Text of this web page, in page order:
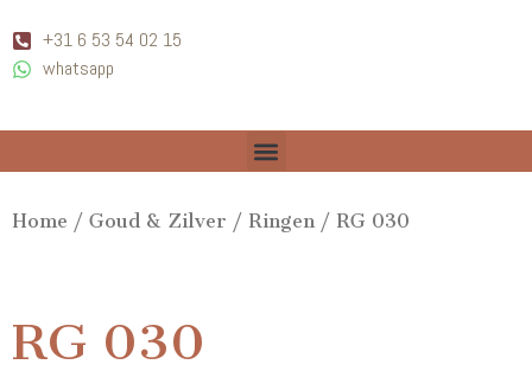
+31 6 53 54 02 15
whatsapp
Home / Goud & Zilver / Ringen / RG 030
RG 030